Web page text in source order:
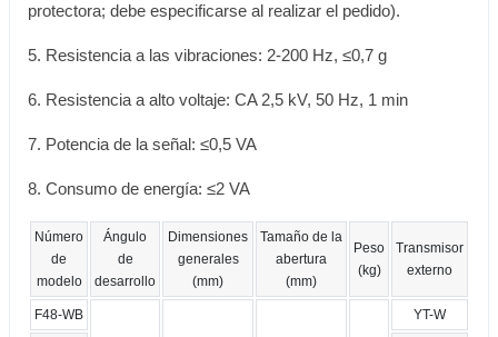
protectora; debe especificarse al realizar el pedido).
5. Resistencia a las vibraciones: 2-200 Hz, ≤0,7 g
6. Resistencia a alto voltaje: CA 2,5 kV, 50 Hz, 1 min
7. Potencia de la señal: ≤0,5 VA
8. Consumo de energía: ≤2 VA
Número
de
modelo
Ángulo
de
desarrollo
Dimensiones
generales
(mm)
Tamaño de la
abertura
(mm)
Peso
(kg)
Transmisor
externo
F48-WB
YT-W